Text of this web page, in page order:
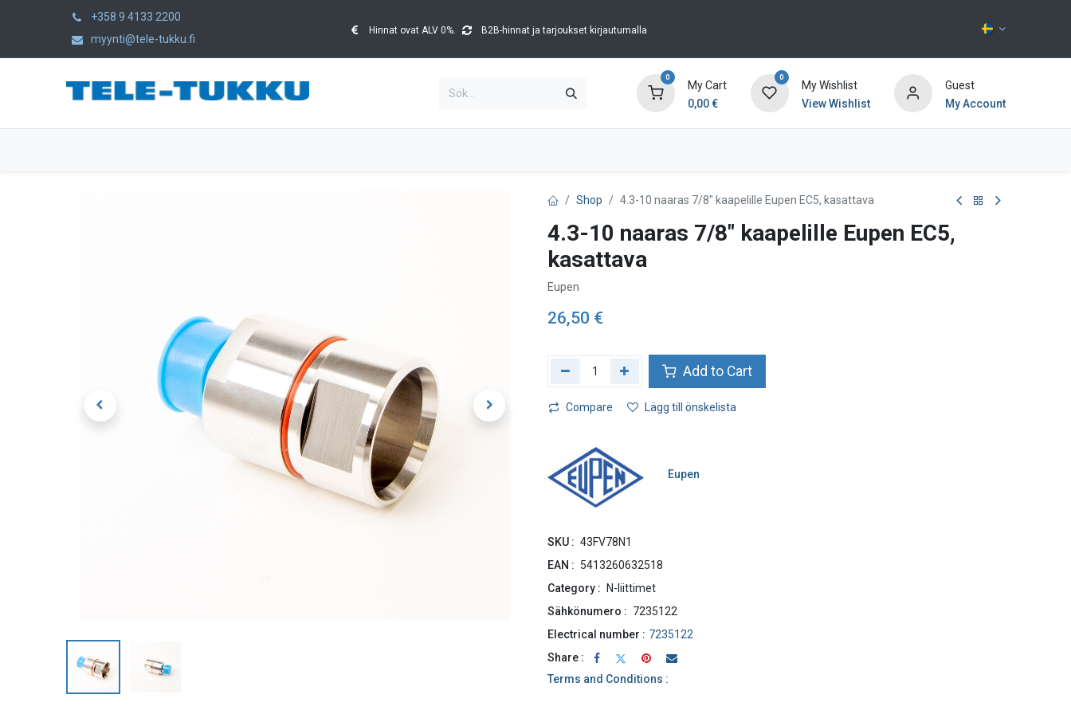
+358 9 4133 2200
myynti@tele-tukku.fi
Hinnat ovat ALV 0%. B2B-hinnat ja tarjoukset kirjautumalla
0
My Cart
0,00€
0
My Wishlist
View Wishlist
Guest
My Account
Shop 4.3-10 naaras 7/8" kaapelille Eupen EC5, kasattava
4.3-10 naaras 7/8" kaapelille Eupen EC5,
kasattava
Eupen
26,50 €
Add to Cart
Compare Lägg till önskelista
Eupen
SKU : 43FV78N1
EAN : 5413260632518
Category :
N-liittimet
Sähkönumero : 7235122
Electrical number : 7235122
Share :
Terms and Conditions :